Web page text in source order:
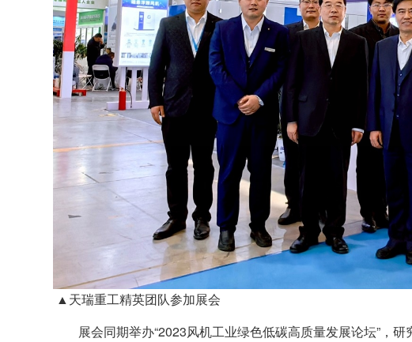
▲天瑞重工精英团队参加展会
展会同期举办“2023风机工业绿色低碳高质量发展论坛”，研